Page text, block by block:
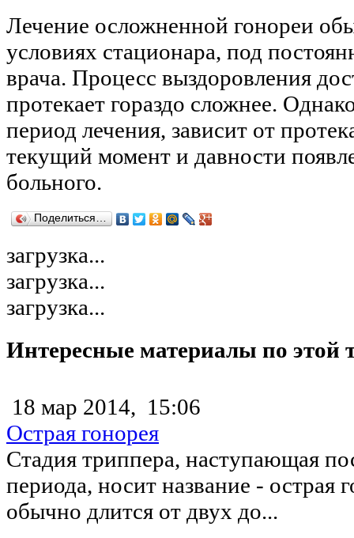
Лечение осложненной гонореи
условиях стационара, под
врача. Процесс выздоровления
протекает гораздо сложнее.
период лечения, зависит от
текущий момент и давности
больного.
Поделиться…
загрузка...
загрузка...
загрузка...
Интересные материалы по этой
18 мар 2014, 15:06
Острая гонорея
Стадия триппера, наступающая
периода, носит название - острая
обычно длится от двух до...